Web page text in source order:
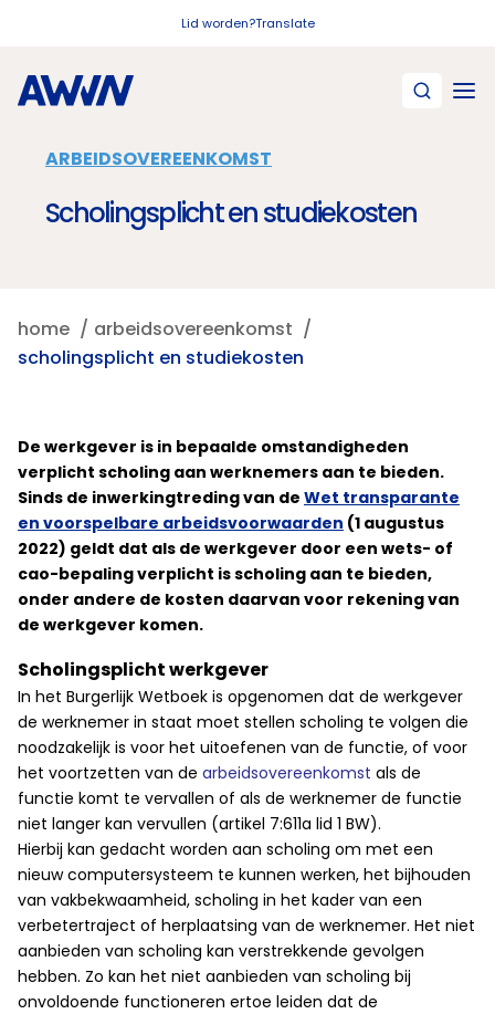
Lid worden?Translate
ARBEIDSOVEREENKOMST
Scholingsplicht en studiekosten
home
arbeidsovereenkomst
scholingsplicht en studiekosten
De werkgever is in bepaalde omstandigheden
verplicht scholing aan werknemers aan te bieden.
Sinds de inwerkingtreding van de Wet transparante
en voorspelbare arbeidsvoorwaarden (1 augustus
2022) geldt dat als de werkgever door een wets- of
cao-bepaling verplicht is scholing aan te bieden,
onder andere de kosten daarvan voor rekening van
de werkgever komen.
Scholingsplicht werkgever
In het Burgerlijk Wetboek is opgenomen dat de werkgever
de werknemer in staat moet stellen scholing te volgen die
noodzakelijk is voor het uitoefenen van de functie, of voor
het voortzetten van de arbeidsovereenkomst als de
functie komt te vervallen of als de werknemer de functie
niet langer kan vervullen (artikel 7:611a lid 1 BW).
Hierbij kan gedacht worden aan scholing om met een
nieuw computersysteem te kunnen werken, het bijhouden
van vakbekwaamheid, scholing in het kader van een
verbetertraject of herplaatsing van de werknemer. Het niet
aanbieden van scholing kan verstrekkende gevolgen
hebben. Zo kan het niet aanbieden van scholing bij
onvoldoende functioneren ertoe leiden dat de